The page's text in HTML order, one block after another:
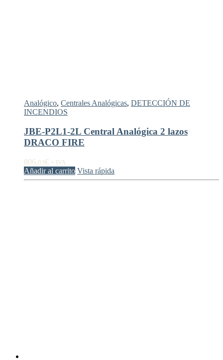
Analógico, Centrales Analógicas, DETECCIÓN DE
INCENDIOS
JBE-P2L1-2L Central Analógica 2 lazos
DRACO FIRE
806,03€ + IVA
Añadir al carrito Vista rápida